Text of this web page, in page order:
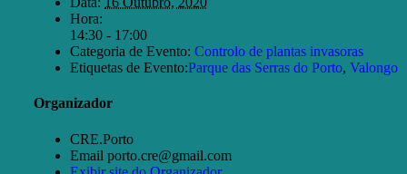
Hora:
14:30 - 17:00
Categoria de Evento: Controlo de plantas invasoras
Etiquetas de Evento:Parque das Serras do Porto, Valongo
Organizador
CRE.Porto
Email porto.cre@gmail.com